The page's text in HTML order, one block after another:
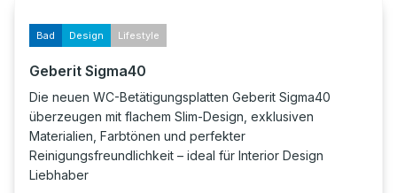
Bad Design Lifestyle
Geberit Sigma40
Die neuen WC-Betätigungsplatten Geberit Sigma40
überzeugen mit flachem Slim-Design, exklusiven
Materialien, Farbtönen und perfekter
Reinigungsfreundlichkeit – ideal für Interior Design
Liebhaber